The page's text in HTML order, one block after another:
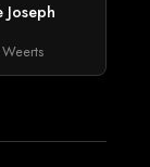
Joseph
Weerts